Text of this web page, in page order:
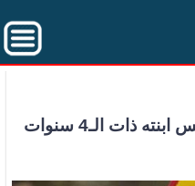
سيدي بوزيد: يدهس ابنته ذات الـ4 سنوات